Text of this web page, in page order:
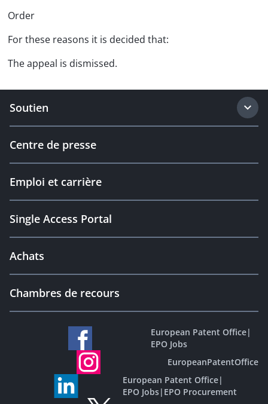
Order
For these reasons it is decided that:
The appeal is dismissed.
Soutien
Centre de presse
Emploi et carrière
Single Access Portal
Achats
Chambres de recours
European Patent Office|
EPO Jobs
EuropeanPatentOffice
European Patent Office|
EPO Jobs| EPO Procurement